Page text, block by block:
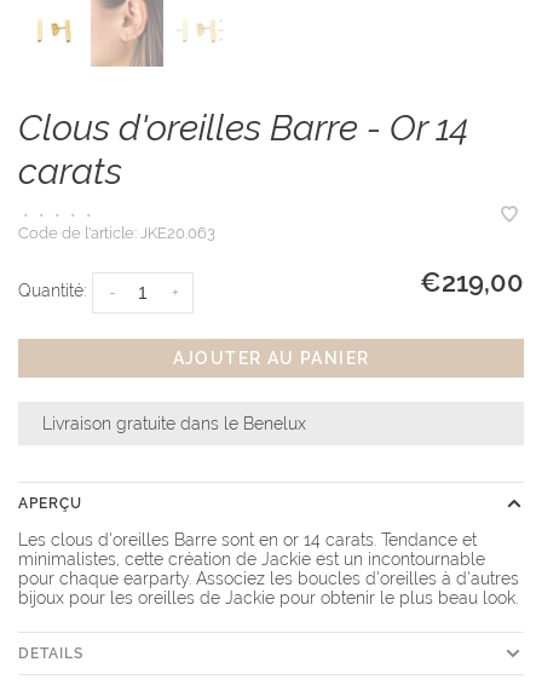
Clous d'oreilles Barre - Or 14
carats
• • • •
•
Code de l'article: JKE20.063
Quantité: +
- €219,00
AJOUTER AU PANIER
Livraison gratuite dans le Benelux
APERÇU
Les clous d'oreilles Barre sont en or 14 carats. Tendance et
minimalistes, cette création de Jackie est un incontournable
pour chaque earparty. Associez les boucles d'oreilles à d'autres
bijoux pour les oreilles de Jackie pour obtenir le plus beau look.
DETAILS